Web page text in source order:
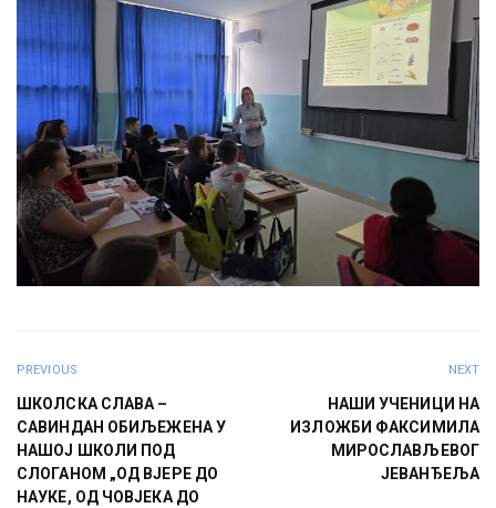
PREVIOUS
ШКОЛСКА СЛАВА –
САВИНДАН ОБИЉЕЖЕНА У
НАШОЈ ШКОЛИ ПОД
СЛОГАНОМ „ОД ВЈЕРЕ ДО
НАУКЕ, ОД ЧОВЈЕКА ДО
NEXT
НАШИ УЧЕНИЦИ НА
ИЗЛОЖБИ ФАКСИМИЛА
МИРОСЛАВЉЕВОГ
ЈЕВАНЂЕЉА